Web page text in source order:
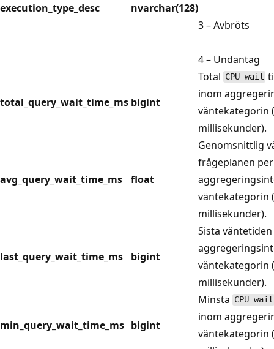
execution_type_desc nvarchar(128)
3 – Avbröts
4 – Undantag
total_query_wait_time_ms bigint
Total CPU wait
inom
väntekategorin
millisekunder).
avg_query_wait_time_ms float
Genomsnittlig
frågeplanen
väntekategorin
millisekunder).
last_query_wait_time_ms bigint
Sista
väntekategorin
millisekunder).
min_query_wait_time_ms bigint
Minsta CPU wait
inom
väntekategorin